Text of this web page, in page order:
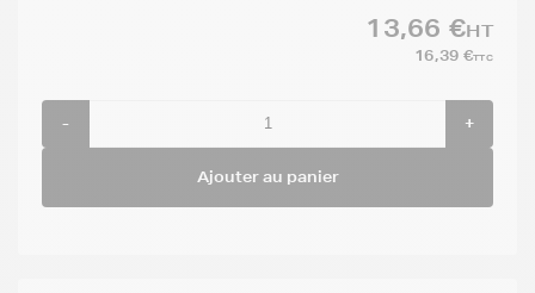
13,66 €HT
16,39 €TTC
- +
Ajouter au panier